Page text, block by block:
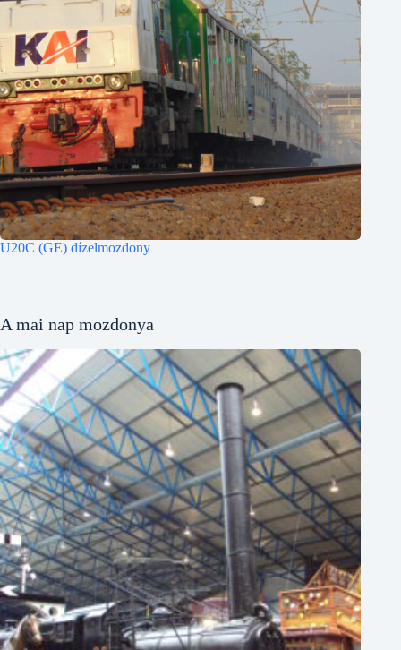
U20C (GE) dízelmozdony
A mai nap mozdonya